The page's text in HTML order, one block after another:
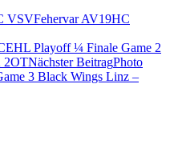
VSVFehervar AV19HC
Playoff ¼ Finale Game 2
2OTNächster BeitragPhoto
3 Black Wings Linz –